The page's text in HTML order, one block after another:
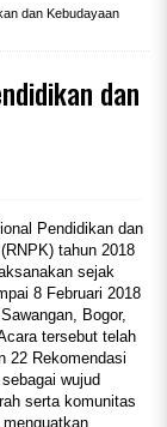
dan Kebudayaan
dan
Pendidikan dan
tahun 2018
sejak
8 Februari 2018
Bogor,
tersebut telah
22 Rekomendasi
wujud
serta komunitas